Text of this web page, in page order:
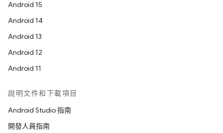
Android 15
Android 14
Android 13
Android 12
Android 11
說明文件和下載項目
Android Studio 指南
開發人員指南